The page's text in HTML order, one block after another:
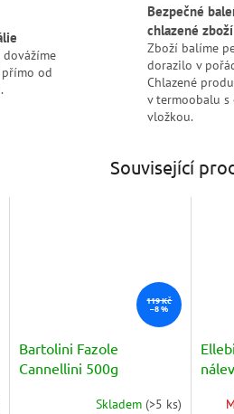
od
Bezpečné
chlazené zboží
Zboží balíme
dorazilo v
Chlazené
v termoobalu s
vložkou.
Související
119 Kč
–8 %
Bartolini Fazole
Cannellini 500g
Skladem(>5 ks)